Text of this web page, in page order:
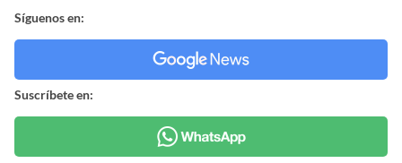
Síguenos en:
Suscríbete en: